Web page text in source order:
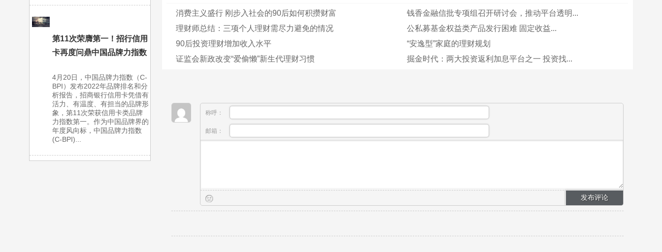
第11次荣膺第一！招行信用
卡再度问鼎中国品牌力指数
4月20日，中国品牌力指数（C-
BPI）发布2022年品牌排名和分
析报告，招商银行信用卡凭借有
活力、有温度、有担当的品牌形
象，第11次荣获信用卡类品牌
力指数第一。作为中国品牌界的
年度风向标，中国品牌力指数
(C-BPI)...
消费主义盛行 刚步入社会的90后如何积攒财富
钱香金融信批专项组召开研讨会，推动平台透明...
理财师总结：三项个人理财需尽力避免的情况
公私募基金权益类产品发行困难 固定收益...
90后投资理财增加收入水平
“安逸型”家庭的理财规划
证监会新政改变“爱偷懒”新生代理财习惯
掘金时代：两大投资返利加息平台之一 投资找...
称呼：
邮箱：